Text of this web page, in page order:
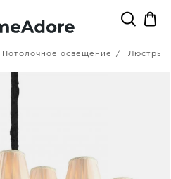
Потолочное освещение Люстры